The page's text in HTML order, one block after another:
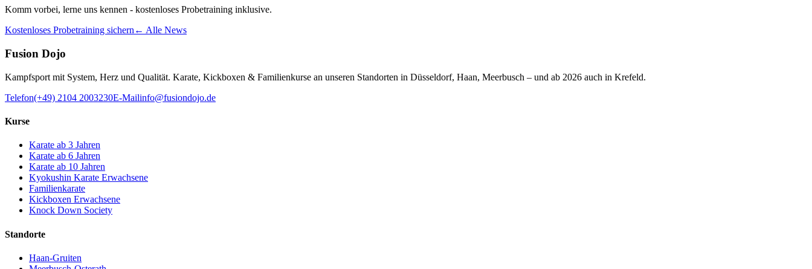
Komm vorbei, lerne uns kennen - kostenloses Probetraining inklusive.
Kostenloses Probetraining sichern← Alle News
Fusion Dojo
Kampfsport mit System, Herz und Qualität. Karate, Kickboxen & Familienkurse an unseren Standorten in Düsseldorf, Haan, Meerbusch – und ab 2026 auch in Krefeld.
Telefon(+49) 2104 2003230E-Mailinfo@fusiondojo.de
Kurse
Karate ab 3 Jahren
Karate ab 6 Jahren
Karate ab 10 Jahren
Kyokushin Karate Erwachsene
Familienkarate
Kickboxen Erwachsene
Knock Down Society
Standorte
Haan-Gruiten